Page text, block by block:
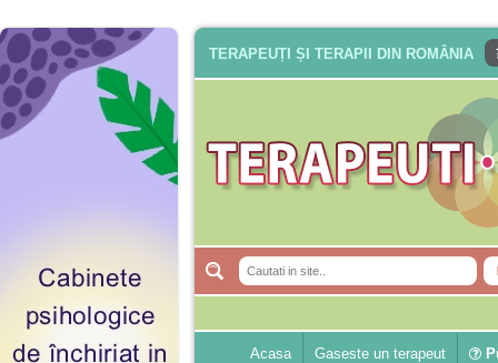
TERAPEUȚI ȘI TERAPII DIN ROMÂNIA
Acasa Gaseste un terapeut